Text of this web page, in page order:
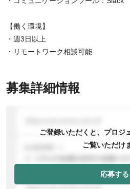
【働く環境】
・週3日以上
・リモートワーク相談可能
募集詳細情報
ご登録いただくと、プロジ
ご覧いただけ
応募する